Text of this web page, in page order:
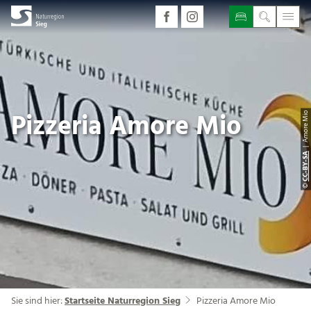
©
CC-BY-SA
| Amore Mio
Pizzeria Amore Mio
Sie sind hier:Startseite Naturregion Sieg Pizzeria Amore Mio